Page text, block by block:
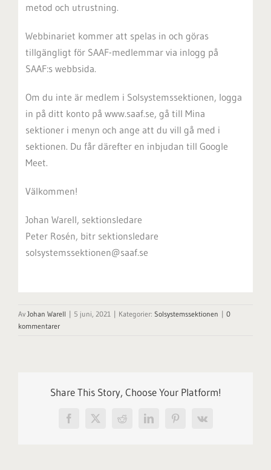
metod och utrustning.
Webbinariet kommer att spelas in och göras
tillgängligt för SAAF-medlemmar via inlogg på
SAAF:s webbsida.
Om du inte är medlem i Solsystemssektionen, logga
in på ditt konto på www.saaf.se, gå till Mina
sektioner i menyn och ange att du vill gå med i
sektionen. Du får därefter en inbjudan till Google
Meet.
Välkommen!
Johan Warell, sektionsledare
Peter Rosén, bitr sektionsledare
solsystemssektionen@saaf.se
Av Johan Warell | 5 juni, 2021 | Kategorier: Solsystemssektionen | 0
kommentarer
Share This Story, Choose Your Platform!
Facebook
X RedditLinkedInPinterest
Vk